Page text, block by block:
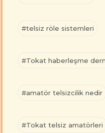
#telsiz röle sistemleri
#Tokat haberleşme
#amatör telsizcilik nedir
#Tokat telsiz amatörleri